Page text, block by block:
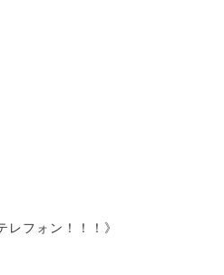
レフォン！！！》